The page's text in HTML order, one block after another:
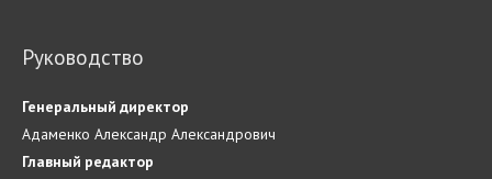
Руководство
Генеральный директор
Адаменко Александр Александрович
Главный редактор